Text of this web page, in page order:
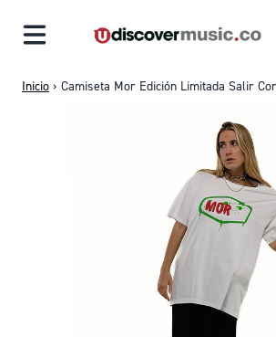
Inicio › Camiseta Mor Edición Limitada Salir